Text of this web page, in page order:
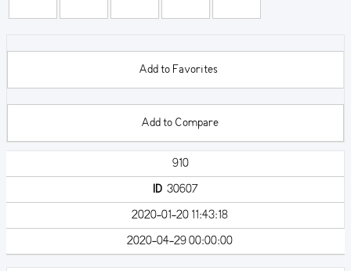
Add to Favorites
Add to Compare
910
ID30607
2020-01-20 11:43:18
2020-04-29 00:00:00